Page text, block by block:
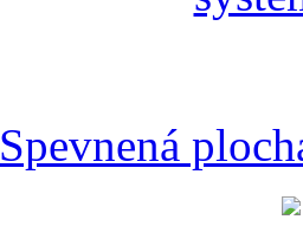
Spevnená